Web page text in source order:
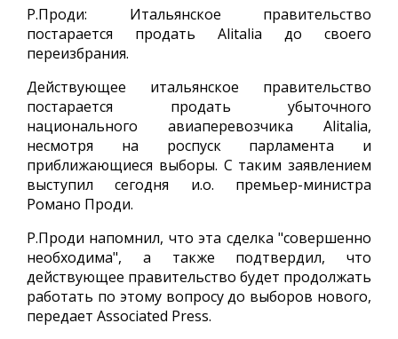
Р.Проди: Итальянское правительство
постарается продать Alitalia до своего
переизбрания.
Действующее итальянское правительство
постарается продать убыточного
национального авиаперевозчика Alitalia,
несмотря на роспуск парламента и
приближающиеся выборы. С таким заявлением
выступил сегодня и.о. премьер-министра
Романо Проди.
Р.Проди напомнил, что эта сделка "совершенно
необходима", а также подтвердил, что
действующее правительство будет продолжать
работать по этому вопросу до выборов нового,
передает Associated Press.